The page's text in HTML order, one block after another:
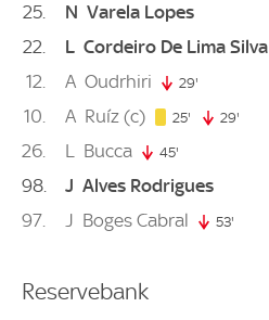
25
N Varela Lopes
22
L Cordeiro De Lima Silva
12
A Oudrhiri 29'
10 A Ruíz (c) 25' 25. minute
29'
26 L Bucca 45'
98 J Alves Rodrigues
97
J Boges Cabral 53'
Reservebank